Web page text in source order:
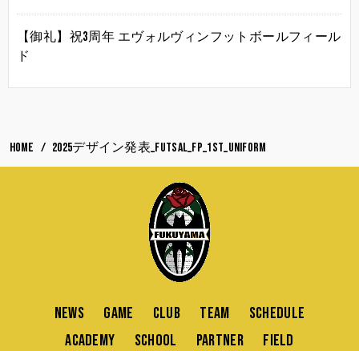
【御礼】祝3周年 エヴォルヴィンフットボールフィール
ド
HOME 2025デザイン発表_FUTSAL_FP_1st_uniform
NEWS GAME CLUB TEAM
SCHEDULE
ACADEMY
SCHOOL PARTNER FIELD